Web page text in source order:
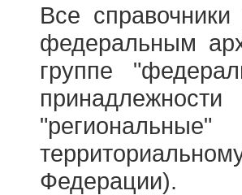
Все
федеральным
группе
Федерации).